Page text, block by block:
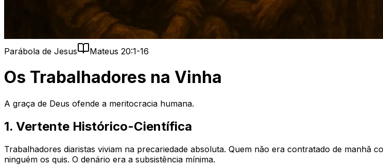
Parábola de Jesus Mateus 20:1-16
Os Trabalhadores na Vinha
A graça de Deus ofende a meritocracia humana.
1. Vertente Histórico-Científica
Trabalhadores diaristas viviam na precariedade absoluta. Quem não era contratado de manhã
ninguém os quis. O denário era a subsistência mínima.